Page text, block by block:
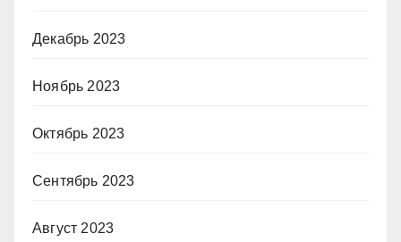
Декабрь 2023
Ноябрь 2023
Октябрь 2023
Сентябрь 2023
Август 2023